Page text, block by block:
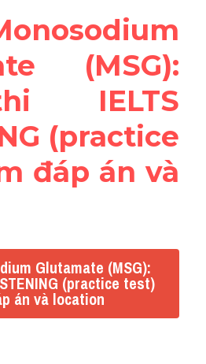
(MSG):
IELTS
(practice
đáp án và
Glutamate (MSG):
(practice test)
án và location